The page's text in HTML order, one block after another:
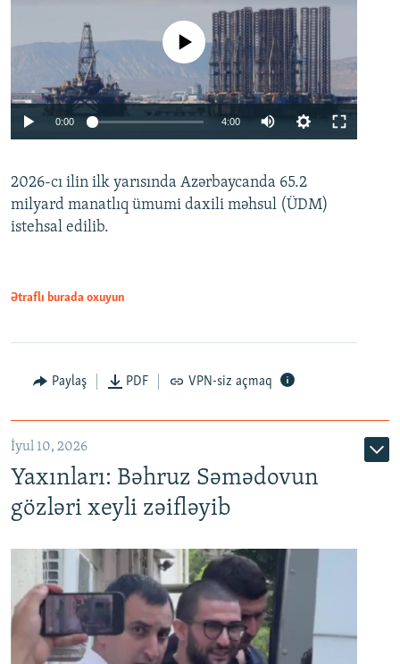
Auto 240p 360p 480p
No media source currently available
0:00 4:00
360p
480p
2026-cı ilin ilk yarısında Azərbaycanda 65.2
milyard manatlıq ümumi daxili məhsul (ÜDM)
istehsal edilib.
Ətraflı burada oxuyun
Paylaş PDF VPN-siz açmaq
İyul 10, 2026
Yaxınları: Bəhruz Səmədovun
gözləri xeyli zəifləyib